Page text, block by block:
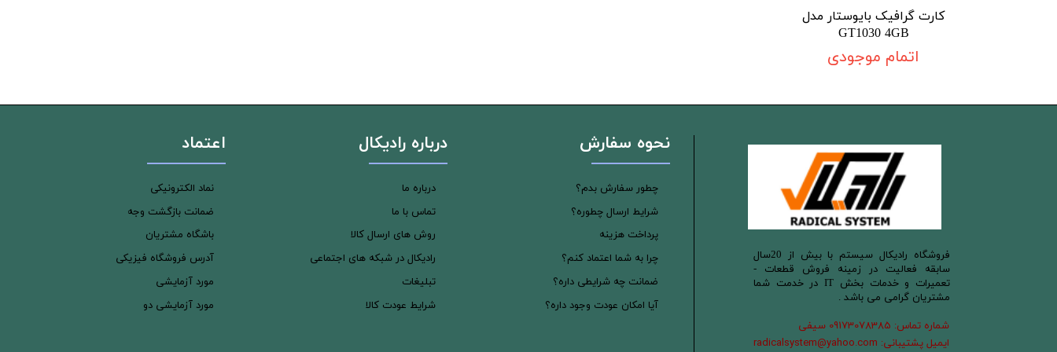
کارت گرافیک بایوستار مدل
GT1030 4GB
اتمام موجودی
​فروشگاه رادیکال سیستم با بیش از 20سال
سابقه فعالیت در زمینه فروش قطعات -
تعمیرات و خدمات بخش IT در خدمت شما
مشتریان گرامی می باشد .
شماره تماس: 09173078385 سیفی
ایمیل پشتیبانی: radicalsystem@yahoo.com
نحوه سفارش
چطور سفارش بدم؟
شرایط ارسال چطوره؟
پرداخت هزینه
چرا به شما اعتماد کنم؟
ضمانت چه شرایطی داره؟
آیا امکان عودت وجود داره؟
اعتماد
نماد الکترونیکی
ضمانت بازگشت وجه
باشگاه مشتریان
آدرس فروشگاه فیزیکی
مورد آزمایشی
مورد آزمایشی دو
درباره رادیکال
درباره ما
تماس با ما
روش های ارسال کالا
رادیکال در شبکه های اجتماعی
تبلیغات
شرایط عودت کالا